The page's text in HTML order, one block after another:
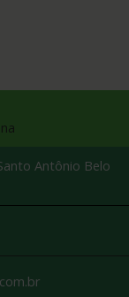
Antônio Belo